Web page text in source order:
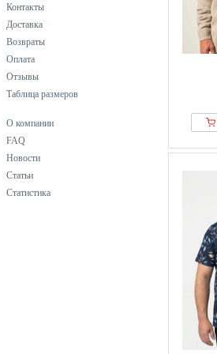
хаки
Контакты
Доставка
Возвраты
Оплата
Отзывы
Таблица размеров
О компании
FAQ
Новости
Статьи
Статистика